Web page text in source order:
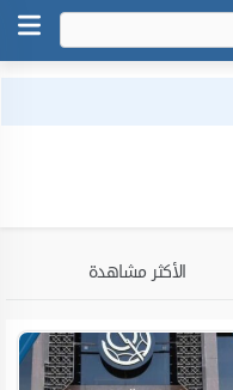
الأكثر مشاهدة